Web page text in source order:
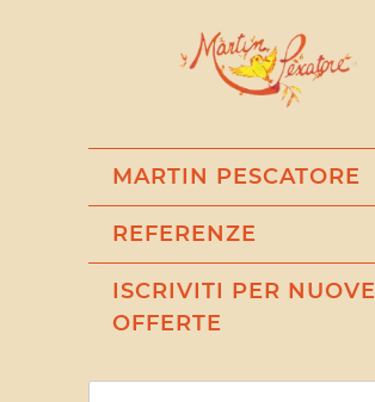
MARTIN PESCATORE
REFERENZE
ISCRIVITI PER NUOVE
OFFERTE